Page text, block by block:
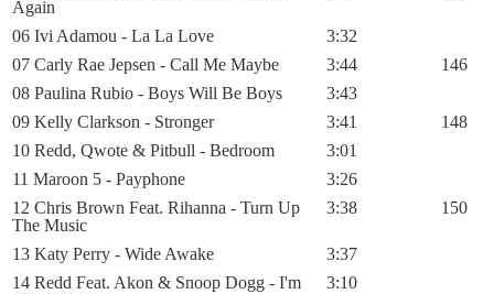
Again
06 Ivi Adamou - La La Love
3:32
07 Carly Rae Jepsen - Call Me Maybe
3:44
146
08 Paulina Rubio - Boys Will Be Boys
3:43
09 Kelly Clarkson - Stronger
3:41
148
10 Redd, Qwote & Pitbull - Bedroom
3:01
11 Maroon 5 - Payphone
3:26
12 Chris Brown Feat. Rihanna - Turn Up
The Music
3:38 150
13 Katy Perry - Wide Awake
3:37
14 Redd Feat. Akon & Snoop Dogg - I'm
3:10